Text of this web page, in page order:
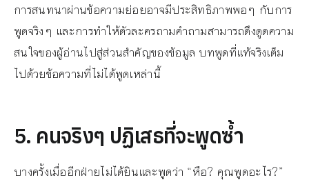
การสนทนาผ่านข้อความย่อยอาจมีประสิทธิภาพพอๆ กับการ
พูดจริงๆ และการทำให้ตัวละครถามคำถามสามารถดึงดูดความ
สนใจของผู้อ่านไปสู่ส่วนสำคัญของข้อมูล บทพูดที่แท้จริงเต็ม
ไปด้วยข้อความที่ไม่ได้พูดเหล่านี้
5. คนจริงๆ ปฏิเสธที่จะพูดซ้ำ
บางครั้งเมื่ออีกฝ่ายไม่ได้ยินและพูดว่า “หือ? คุณพูดอะไร?”